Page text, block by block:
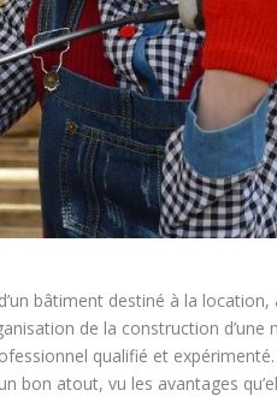
bâtiment destiné à la location,
de la construction
qualifié et
bon atout, vu les avantages